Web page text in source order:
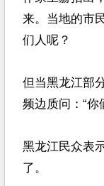
来。当地的市
们人呢？
但当黑龙江部
频边质问：“
黑龙江民众表
了。